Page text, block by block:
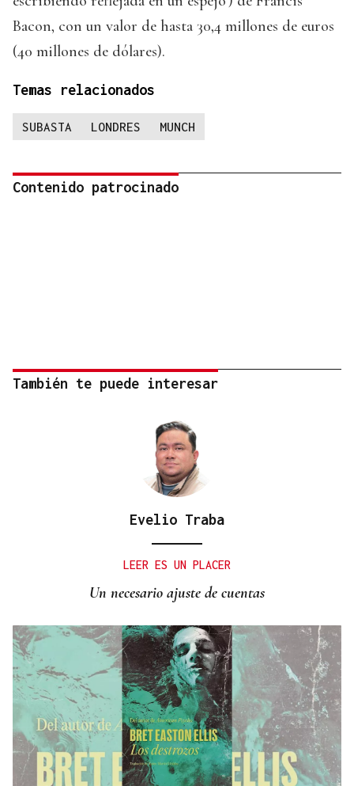
Bacon, con un valor de hasta 30,4 millones de euros
(40 millones de dólares).
Temas relacionados
SUBASTA LONDRES MUNCH
Contenido patrocinado
También te puede interesar
Evelio Traba
LEER ES UN PLACER
Un necesario ajuste de cuentas